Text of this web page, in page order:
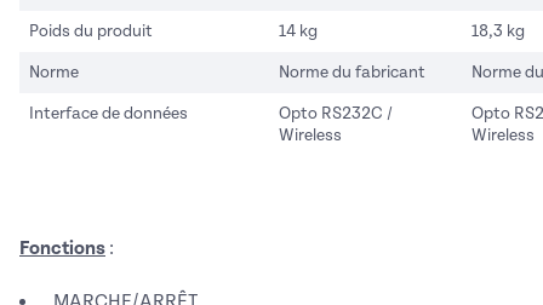
Poids du produit 14 kg 18,3 kg
Norme Norme du fabricant Norme
Interface de données
Opto RS232C /
Wireless
Opto
Wireless
Fonctions :